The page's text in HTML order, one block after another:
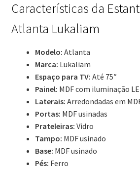
Características da
Atlanta Lukaliam
Modelo: Atlanta
Marca: Lukaliam
Espaço para TV: Até 75″
Painel: MDF com iluminação
Laterais: Arredondadas em
Portas: MDF usinadas
Prateleiras: Vidro
Tampo: MDF usinado
Base: MDF usinado
Pés: Ferro